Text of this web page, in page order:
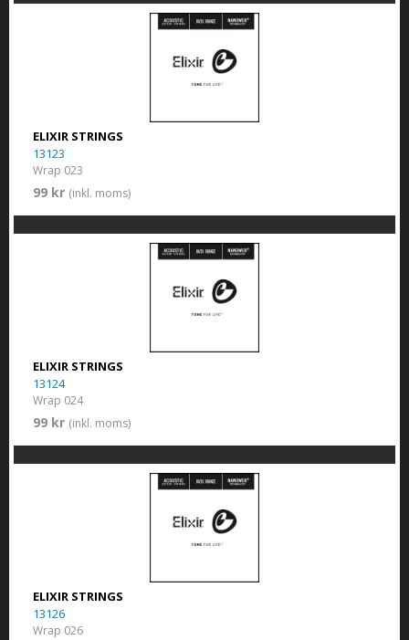
ELIXIR STRINGS
13123
Wrap 023
99 kr (inkl. moms)
ELIXIR STRINGS
13124
Wrap 024
99 kr (inkl. moms)
ELIXIR STRINGS
13126
Wrap 026